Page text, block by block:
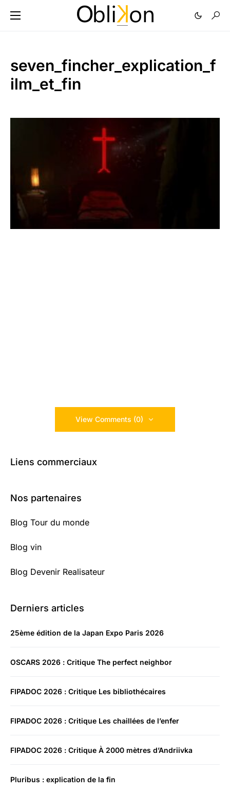
seven_fincher_explication_f
ilm_et_fin
View Comments (0)
Liens commerciaux
Nos partenaires
Blog Tour du monde
Blog vin
Blog Devenir Realisateur
Derniers articles
25ème édition de la Japan Expo Paris 2026
OSCARS 2026 : Critique The perfect neighbor
FIPADOC 2026 : Critique Les bibliothécaires
FIPADOC 2026 : Critique Les chaillées de l’enfer
FIPADOC 2026 : Critique À 2000 mètres d’Andriivka
Pluribus : explication de la fin